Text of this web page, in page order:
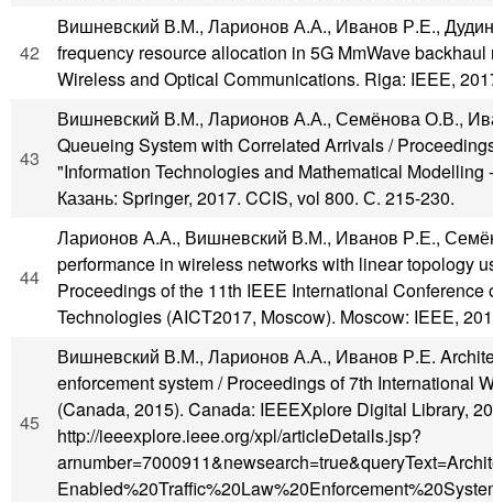
42
Вишневский В.М., Ларионов А.А., Иванов Р.Е.,
frequency resource allocation in 5G MmWave
Wireless and Optical Communications. Riga: IEEE,
43
Вишневский В.М., Ларионов А.А., Семёнова О.В.,
Queueing System with Correlated Arrivals /
"Information Technologies and Mathematical
Казань: Springer, 2017. CCIS, vol 800. С. 215-230.
44
Ларионов А.А., Вишневский В.М., Иванов Р.Е.,
performance in wireless networks with linear topology
Proceedings of the 11th IEEE International
Technologies (AICT2017, Moscow). Moscow: IEEE,
45
Вишневский В.М., Ларионов А.А., Иванов Р.Е.
enforcement system / Proceedings of 7th International
(Canada, 2015). Canada: IEEEXplore Digital Library,
http://ieeexplore.ieee.org/xpl/articleDetails.jsp?